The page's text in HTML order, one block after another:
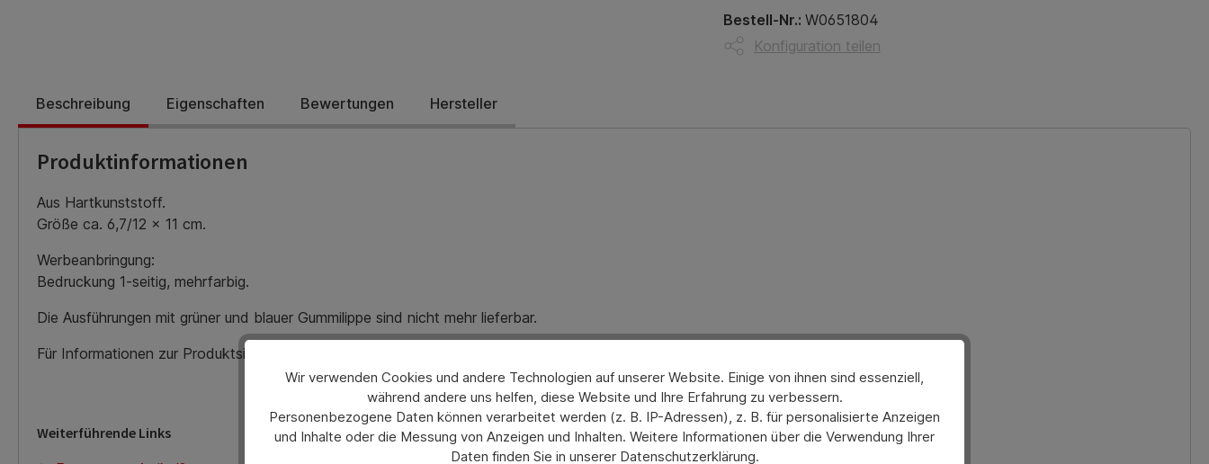
Bestell-Nr.: W0651804
Konfiguration teilen
Beschreibung Eigenschaften Bewertungen Hersteller
Produktinformationen
Aus Hartkunststoff.
Größe ca. 6,7/12 x 11 cm.
Werbeanbringung:
Bedruckung 1-seitig, mehrfarbig.
Die Ausführungen mit grüner und blauer Gummilippe sind nicht mehr lieferbar.
Für Informationen zur Produktsicherheit melden Sie sich gerne bei uns über das Kontaktformular oder unter info@hermann-direkt.de.
Weiterführende Links
Wir verwenden Cookies und andere Technologien auf unserer Website. Einige von ihnen sind essenziell,
während andere uns helfen, diese Website und Ihre Erfahrung zu verbessern.
Personenbezogene Daten können verarbeitet werden (z. B. IP-Adressen), z. B. für personalisierte Anzeigen
und Inhalte oder die Messung von Anzeigen und Inhalten. Weitere Informationen über die Verwendung Ihrer
Daten finden Sie in unserer Datenschutzerklärung.